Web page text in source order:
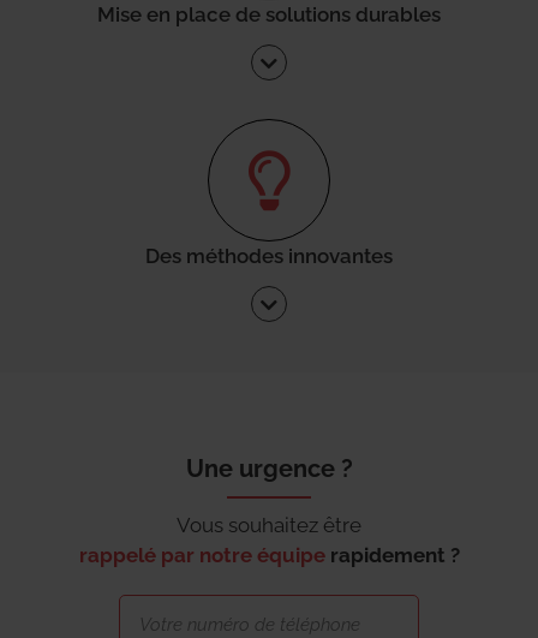
Mise en place de solutions durables
Des méthodes innovantes
Une urgence ?
Vous souhaitez être
rappelé par notre équipe rapidement ?